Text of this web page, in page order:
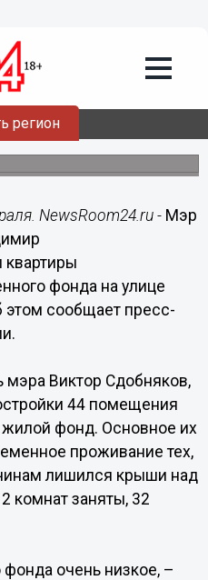
регион
на ремонт в
квартир
фонда на улице
NewsRoom24.ru - Мэр
квартиры
фонда на улице
сообщает пресс-
мэра Виктор Сдобняков,
44 помещения
фонд. Основное их
проживание тех,
лишился крыши над
комнат заняты, 32
очень низкое, –